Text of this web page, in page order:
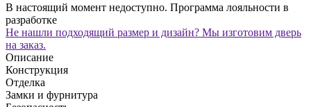
В настоящий момент недоступно. Программа лояльности в
разработке
Не нашли подходящий размер и дизайн? Мы изготовим дверь
на заказ.
Описание
Конструкция
Отделка
Замки и фурнитура